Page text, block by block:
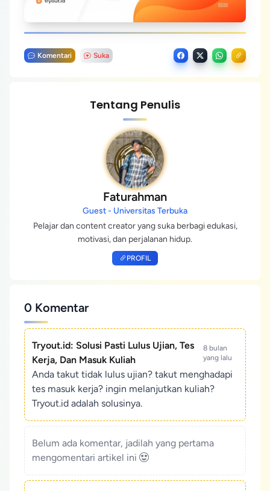
Komentari Suka
Tentang Penulis
Faturahman
Guest - Universitas Terbuka
Pelajar dan content creator yang suka berbagi edukasi,
motivasi, dan perjalanan hidup.
PROFIL
0 Komentar
Tryout.id: Solusi Pasti Lulus Ujian, Tes
Kerja, Dan Masuk Kuliah
8 bulan
yang lalu
Anda takut tidak lulus ujian? takut menghadapi
tes masuk kerja? ingin melanjutkan kuliah?
Tryout.id adalah solusinya.
Belum ada komentar, jadilah yang pertama
mengomentari artikel ini